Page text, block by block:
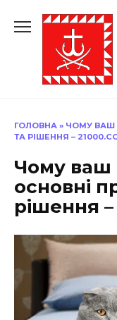
до
ГОЛОВНА » ЧОМУ ВАШ
ТА РІШЕННЯ –
Чому ваш
основні
рішення